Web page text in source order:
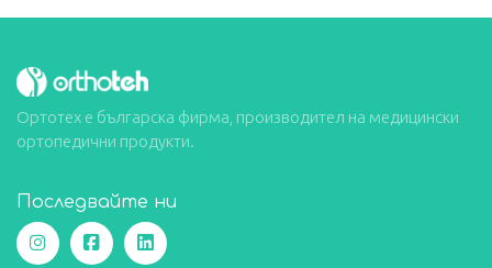
Ортотех е българска фирма, производител на медицински
ортопедични продукти.
Последвайте ни